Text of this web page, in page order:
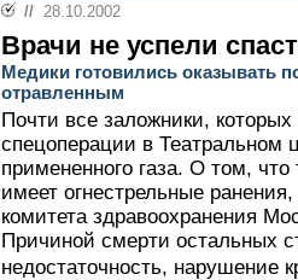
// 28.10.2002
Врачи не успели
Медики готовились оказывать
отравленным
Почти все заложники,
спецоперации в Театральном
примененного газа. О том,
имеет огнестрельные
комитета здравоохранения
Причиной смерти остальных
недостаточность, нарушение